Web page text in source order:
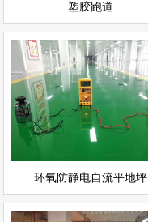
塑胶跑道
环氧防静电自流平地坪
环氧防静电自流平地坪
环氧地坪
立即询问